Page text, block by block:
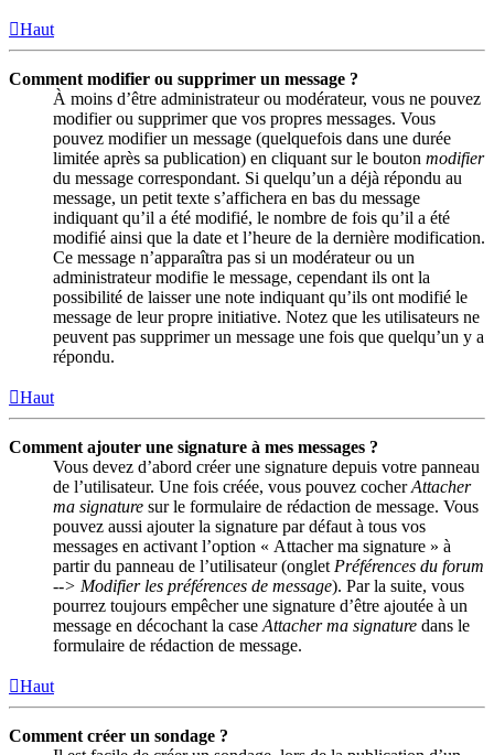
Haut
Comment modifier ou supprimer un message ?
À moins d’être administrateur ou modérateur, vous ne pouvez
modifier ou supprimer que vos propres messages. Vous
pouvez modifier un message (quelquefois dans une durée
limitée après sa publication) en cliquant sur le bouton modifier
du message correspondant. Si quelqu’un a déjà répondu au
message, un petit texte s’affichera en bas du message
indiquant qu’il a été modifié, le nombre de fois qu’il a été
modifié ainsi que la date et l’heure de la dernière modification.
Ce message n’apparaîtra pas si un modérateur ou un
administrateur modifie le message, cependant ils ont la
possibilité de laisser une note indiquant qu’ils ont modifié le
message de leur propre initiative. Notez que les utilisateurs ne
peuvent pas supprimer un message une fois que quelqu’un y a
répondu.
Haut
Comment ajouter une signature à mes messages ?
Vous devez d’abord créer une signature depuis votre panneau
de l’utilisateur. Une fois créée, vous pouvez cocherAttacher
ma signature sur le formulaire de rédaction de message. Vous
pouvez aussi ajouter la signature par défaut à tous vos
messages en activant l’option « Attacher ma signature » à
partir du panneau de l’utilisateur (onglet Préférences du forum
--> Modifier les préférences de message). Par la suite, vous
pourrez toujours empêcher une signature d’être ajoutée à un
message en décochant la case Attacher ma signature dans le
formulaire de rédaction de message.
Haut
Comment créer un sondage ?